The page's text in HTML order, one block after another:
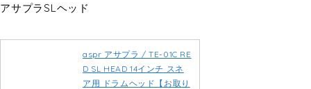
アサプラSLヘッド
aspr アサプラ / TE-01C RE
D SL HEAD 14インチ スネ
ア用 ドラムヘッド【お取り